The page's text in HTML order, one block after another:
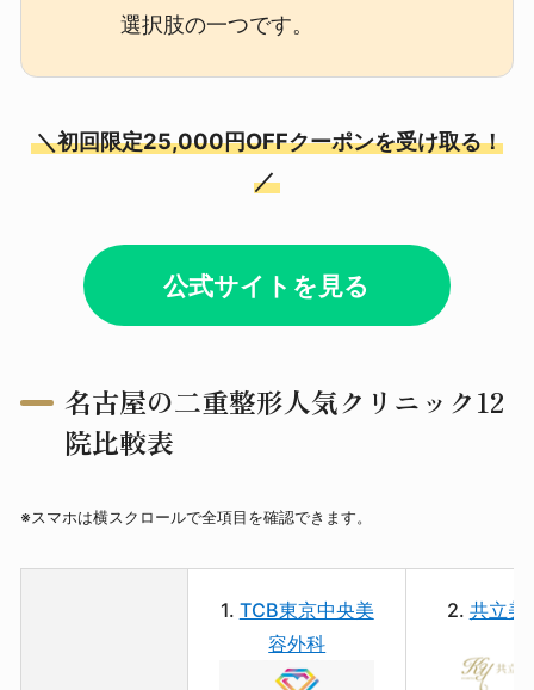
選択肢の一つです。
＼初回限定25,000円OFFクーポンを受け取る！
／
公式サイトを見る
名古屋の二重整形人気クリニック12
院比較表
※スマホは横スクロールで全項目を確認できます。
1. TCB東京中央美
容外科
2. 共立美